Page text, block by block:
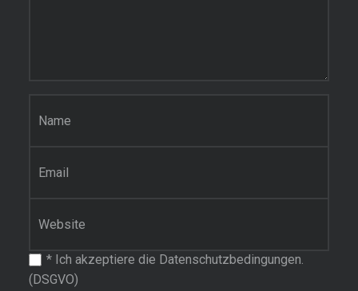
*Ich akzeptiere die Datenschutzbedingungen.
(DSGVO)